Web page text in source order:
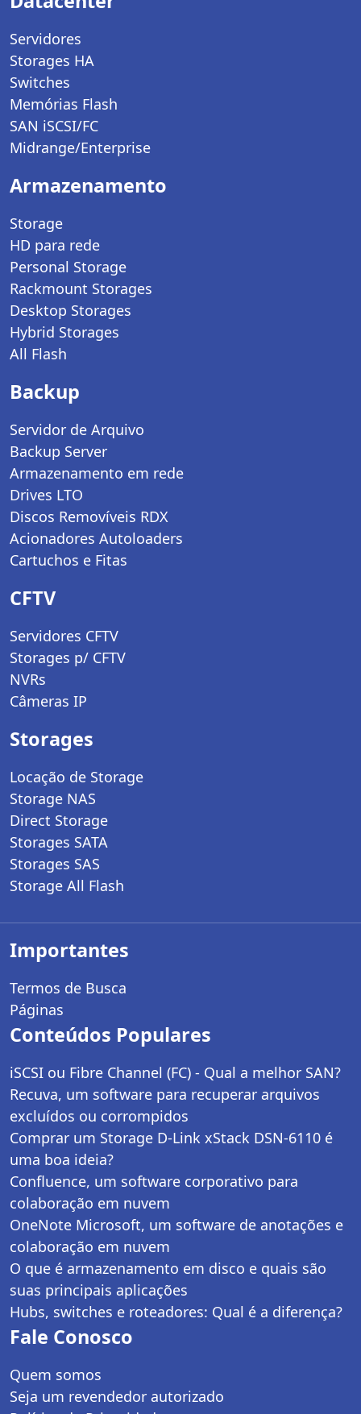
Servidores
Storages HA
Switches
Memórias Flash
SAN iSCSI/FC
Midrange/Enterprise
Armazenamento
Storage
HD para rede
Personal Storage
Rackmount Storages
Desktop Storages
Hybrid Storages
All Flash
Backup
Servidor de Arquivo
Backup Server
Armazenamento em rede
Drives LTO
Discos Removíveis RDX
Acionadores Autoloaders
Cartuchos e Fitas
CFTV
Servidores CFTV
Storages p/ CFTV
NVRs
Câmeras IP
Storages
Locação de Storage
Storage NAS
Direct Storage
Storages SATA
Storages SAS
Storage All Flash
Importantes
Termos de Busca
Páginas
Conteúdos Populares
iSCSI ou Fibre Channel (FC) - Qual a melhor SAN?
Recuva, um software para recuperar arquivos
excluídos ou corrompidos
Comprar um Storage D-Link xStack DSN-6110 é
uma boa ideia?
Confluence, um software corporativo para
colaboração em nuvem
OneNote Microsoft, um software de anotações e
colaboração em nuvem
O que é armazenamento em disco e quais são
suas principais aplicações
Hubs, switches e roteadores: Qual é a diferença?
Fale Conosco
Quem somos
Seja um revendedor autorizado